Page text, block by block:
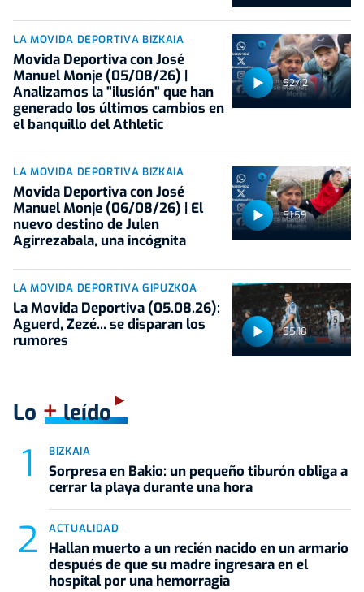
52:42
LA MOVIDA DEPORTIVA BIZKAIA
Movida Deportiva con José
Manuel Monje (05/08/26) |
Analizamos la "ilusión" que han
generado los últimos cambios en
el banquillo del Athletic
51:59
LA MOVIDA DEPORTIVA BIZKAIA
Movida Deportiva con José
Manuel Monje (06/08/26) | El
nuevo destino de Julen
Agirrezabala, una incógnita
55:18
LA MOVIDA DEPORTIVA GIPUZKOA
La Movida Deportiva (05.08.26):
Aguerd, Zezé... se disparan los
rumores
Lo +leído
BIZKAIA
Sorpresa en Bakio: un pequeño tiburón obliga a
cerrar la playa durante una hora
ACTUALIDAD
Hallan muerto a un recién nacido en un armario
después de que su madre ingresara en el
hospital por una hemorragia